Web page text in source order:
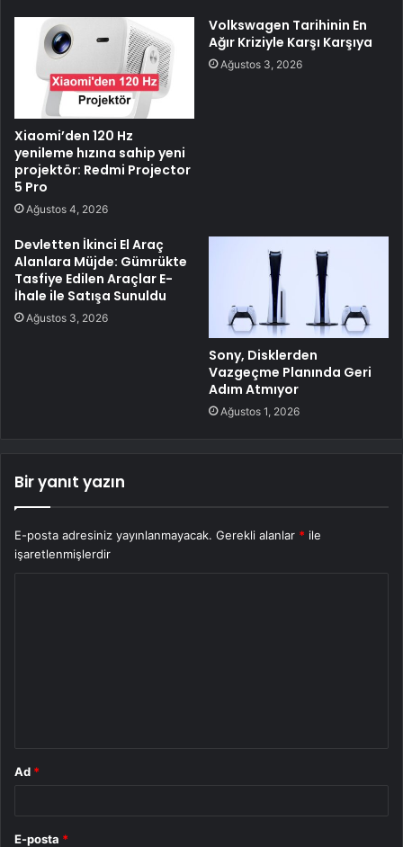
Xiaomi’den 120 Hz
yenileme hızına sahip yeni
projektör: Redmi Projector
5 Pro
Ağustos 4, 2026
Volkswagen Tarihinin En
Ağır Kriziyle Karşı Karşıya
Ağustos 3, 2026
Devletten İkinci El Araç
Alanlara Müjde: Gümrükte
Tasfiye Edilen Araçlar E-
İhale ile Satışa Sunuldu
Ağustos 3, 2026
Sony, Disklerden
Vazgeçme Planında Geri
Adım Atmıyor
Ağustos 1, 2026
Bir yanıt yazın
E-posta adresiniz yayınlanmayacak. Gerekli alanlar * ile
işaretlenmişlerdir
Ad *
E-posta *